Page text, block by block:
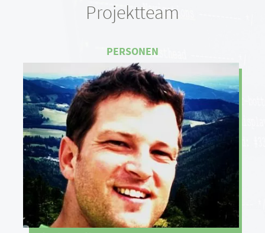
Projektteam